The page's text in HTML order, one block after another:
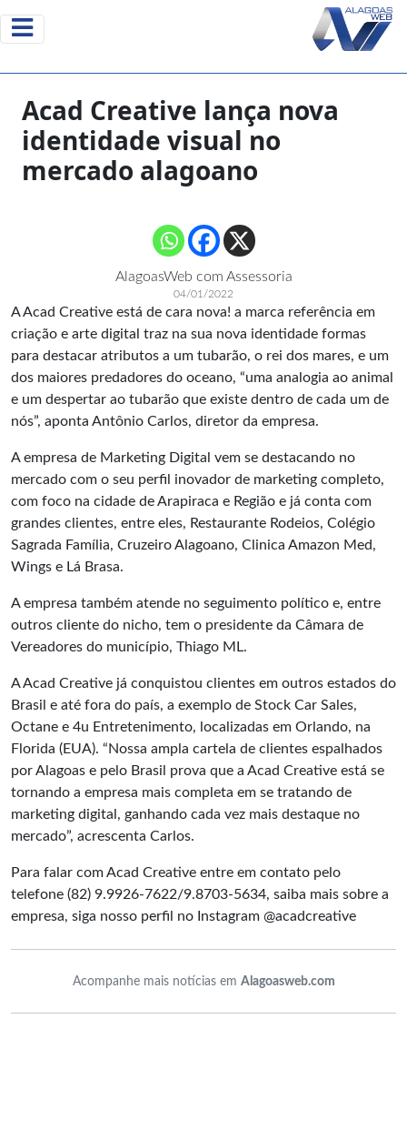
Acad Creative lança nova
identidade visual no
mercado alagoano
AlagoasWeb com Assessoria
04/01/2022
A Acad Creative está de cara nova! a marca referência em
criação e arte digital traz na sua nova identidade formas
para destacar atributos a um tubarão, o rei dos mares, e um
dos maiores predadores do oceano, “uma analogia ao animal
e um despertar ao tubarão que existe dentro de cada um de
nós”, aponta Antônio Carlos, diretor da empresa.
A empresa de Marketing Digital vem se destacando no
mercado com o seu perfil inovador de marketing completo,
com foco na cidade de Arapiraca e Região e já conta com
grandes clientes, entre eles, Restaurante Rodeios, Colégio
Sagrada Família, Cruzeiro Alagoano, Clinica Amazon Med,
Wings e Lá Brasa.
A empresa também atende no seguimento político e, entre
outros cliente do nicho, tem o presidente da Câmara de
Vereadores do município, Thiago ML.
A Acad Creative já conquistou clientes em outros estados do
Brasil e até fora do país, a exemplo de Stock Car Sales,
Octane e 4u Entretenimento, localizadas em Orlando, na
Florida (EUA). “Nossa ampla cartela de clientes espalhados
por Alagoas e pelo Brasil prova que a Acad Creative está se
tornando a empresa mais completa em se tratando de
marketing digital, ganhando cada vez mais destaque no
mercado”, acrescenta Carlos.
Para falar com Acad Creative entre em contato pelo
telefone (82) 9.9926-7622/9.8703-5634, saiba mais sobre a
empresa, siga nosso perfil no Instagram @acadcreative
Acompanhe mais notícias em Alagoasweb.com